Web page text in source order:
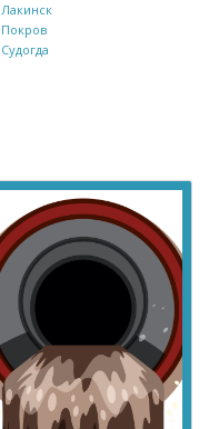
Лакинск
Покров
Судогда